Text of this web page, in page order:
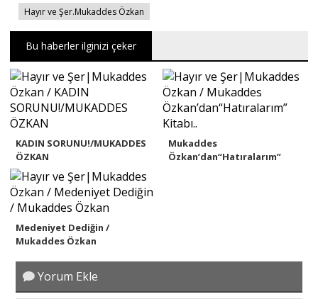
Hayır ve Şer.Mukaddes Özkan
Bu haberler ilginizi çeker
KADIN SORUNU!/MUKADDES
ÖZKAN
Mukaddes
Özkan’dan“Hatıralarım”
Medeniyet Dediğin /
Mukaddes Özkan
Yorum Ekle